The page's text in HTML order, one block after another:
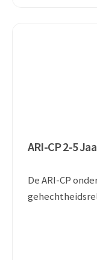
ARI-CP 2-5
De ARI-CP